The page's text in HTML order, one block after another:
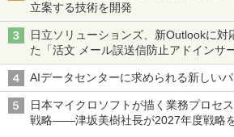
立案する技術を開発
日立ソリューションズ、新Outlookに対
た「活文 メール誤送信防止アドインサ
AIデータセンターに求められる新しい
日本マイクロソフトが描く業務プロセ
戦略――津坂美樹社長が2027年度戦略